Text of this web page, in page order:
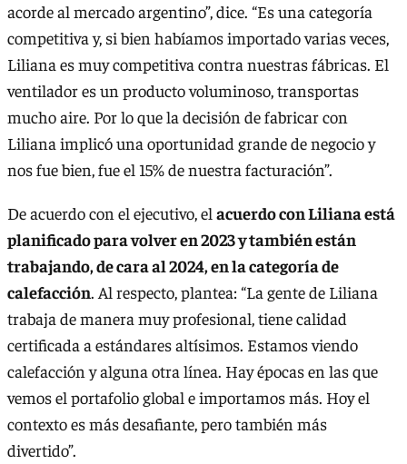
acorde al mercado argentino”, dice. “Es una categoría
competitiva y, si bien habíamos importado varias veces,
Liliana es muy competitiva contra nuestras fábricas. El
ventilador es un producto voluminoso, transportas
mucho aire. Por lo que la decisión de fabricar con
Liliana implicó una oportunidad grande de negocio y
nos fue bien, fue el 15% de nuestra facturación”.
De acuerdo con el ejecutivo, el acuerdo con Liliana está
planificado para volver en 2023 y también están
trabajando, de cara al 2024, en la categoría de
calefacción. Al respecto, plantea: “La gente de Liliana
trabaja de manera muy profesional, tiene calidad
certificada a estándares altísimos. Estamos viendo
calefacción y alguna otra línea. Hay épocas en las que
vemos el portafolio global e importamos más. Hoy el
contexto es más desafiante, pero también más
divertido”.